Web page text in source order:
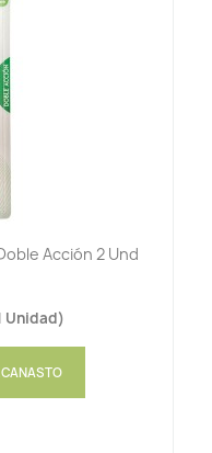
Acción 2 Und
Unidad)
CANASTO